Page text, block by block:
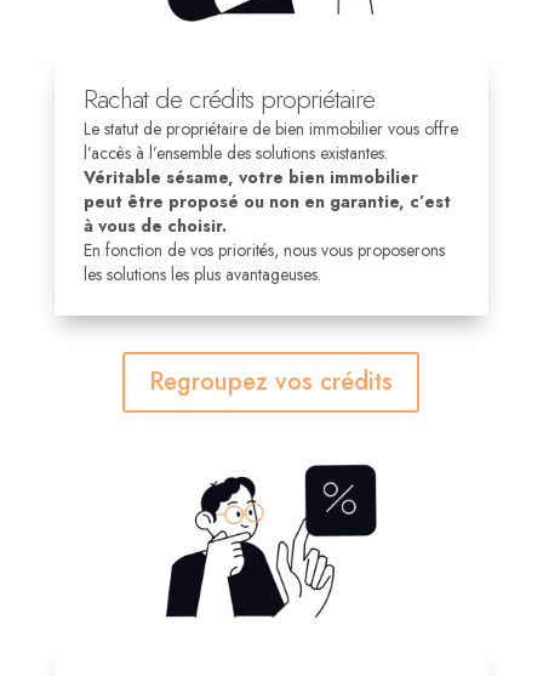
Rachat de crédits propriétaire
Le statut de propriétaire de bien immobilier vous offre
l’accès à l’ensemble des solutions existantes.
Véritable sésame, votre bien immobilier
peut être proposé ou non en garantie, c’est
à vous de choisir.
En fonction de vos priorités, nous vous proposerons
les solutions les plus avantageuses.
Regroupez vos crédits